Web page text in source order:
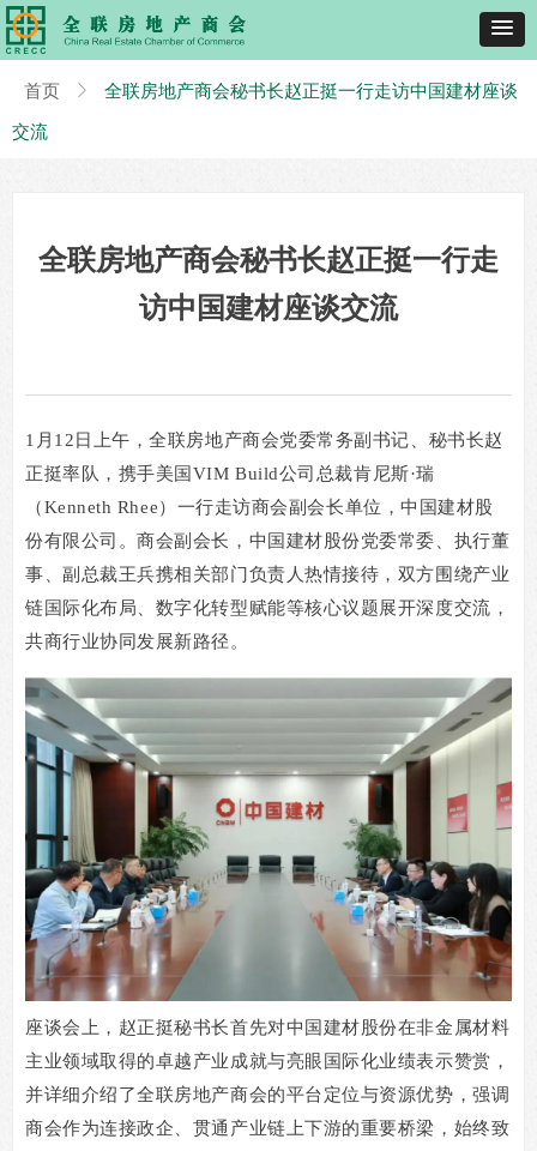
全联房地产商会秘书长赵正挺一行走
访中国建材座谈交流
1 月 12 日上午，全联房地产商会党委常务副书记、秘书长赵
正挺率队，携手美国 VIM Build公司总裁肯尼斯·瑞
（Kenneth Rhee）一行走访商会副会长单位，中国建材股
份有限公司。商会副会长，中国建材股份党委常委、执行董
事、副总裁王兵携相关部门负责人热情接待，双方围绕产业
链国际化布局、数字化转型赋能等核心议题展开深度交流，
共商行业协同发展新路径。
座谈会上，赵正挺秘书长首先对中国建材股份在非金属材料
主业领域取得的卓越产业成就与亮眼国际化业绩表示赞赏，
并详细介绍了全联房地产商会的平台定位与资源优势，强调
商会作为连接政企、贯通产业链上下游的重要桥梁，始终致
首页 ꁕ 全联房地产商会秘书长赵正挺一行走访中国建材座谈
交流